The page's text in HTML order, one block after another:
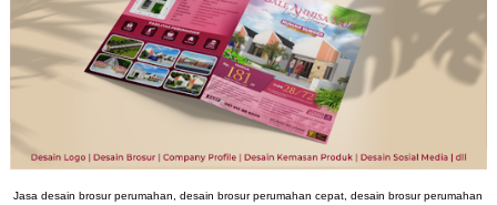
Jasa desain brosur perumahan, desain brosur perumahan cepat, desain brosur perumahan